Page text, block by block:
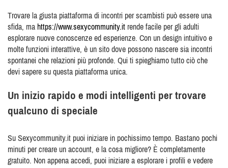
Trovare la giusta piattaforma di incontri per scambisti può essere una
sfida, ma https://www.sexycommunity.it rende facile per gli adulti
esplorare nuove conoscenze ed esperienze. Con un design intuitivo e
molte funzioni interattive, è un sito dove possono nascere sia incontri
spontanei che relazioni più profonde. Qui ti spieghiamo tutto ciò che
devi sapere su questa piattaforma unica.
Un inizio rapido e modi intelligenti per trovare
qualcuno di speciale
Su Sexycommunity.it puoi iniziare in pochissimo tempo. Bastano pochi
minuti per creare un account, e la cosa migliore? È completamente
gratuito. Non appena accedi, puoi iniziare a esplorare i profili e vedere